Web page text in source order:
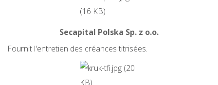
Secapital Polska Sp. z o.o.
Fournit l'entretien des créances titrisées.